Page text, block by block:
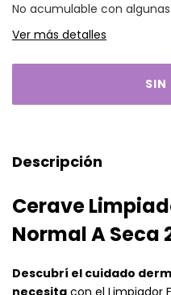
No acumulable con
Ver más detalles
Descripción
Cerave
Normal A Seca
Descubrí el cuidado
necesita con el Limpiador